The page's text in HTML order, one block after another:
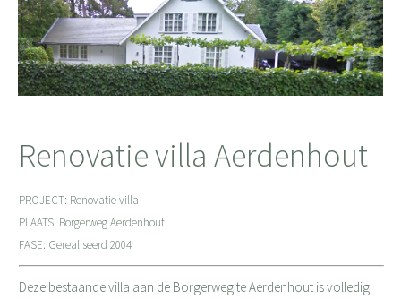
Renovatie villa Aerdenhout
PROJECT: Renovatie villa
PLAATS: Borgerweg Aerdenhout
FASE: Gerealiseerd 2004
Deze bestaande villa aan de Borgerweg te Aerdenhout is volledig